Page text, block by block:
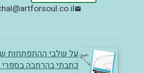
על שלבי ההתפתחות
כתבתי בהרחבה בספרי